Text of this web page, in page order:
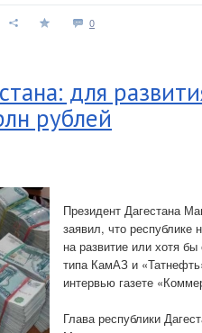
0
для
рублей
Президент Дагестана
заявил, что республике
на развитие или хотя
типа КамАЗ и
интервью газете
Глава республики